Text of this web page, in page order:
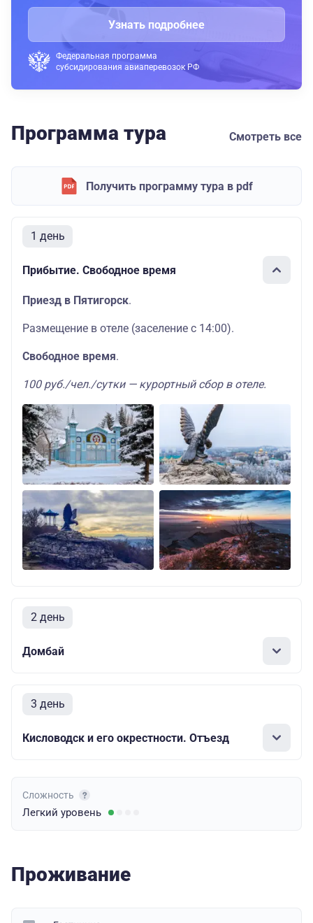
Узнать подробнее
Федеральная программа
субсидирования авиаперевозок РФ
Программа тура Смотреть все
Получить программу тура в pdf
1 день
Прибытие. Свободное время
Приезд в Пятигорск.
Размещение в отеле (заселение с 14:00).
Свободное время.
100 руб./чел./сутки — курортный сбор в отеле.
2 день
Домбай
3 день
Кисловодск и его окрестности. Отъезд
Сложность
Легкий уровень
Проживание